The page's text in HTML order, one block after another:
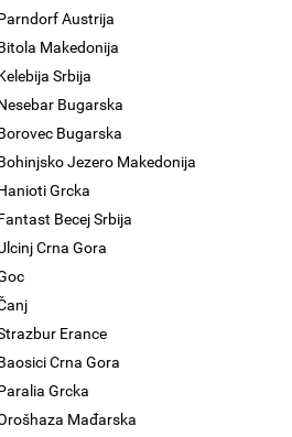
Austrija
Makedonija
Srbija
Bugarska
Bugarska
Jezero Makedonija
Grcka
Becej Srbija
Crna Gora
Erance
Crna Gora
Grcka
Mađarska